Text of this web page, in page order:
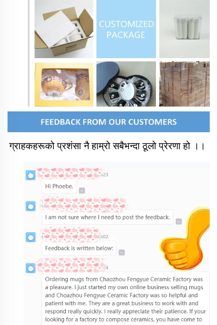
ग्राहकहरूको प्रशंसा नै हाम्रो सबैभन्दा ठूलो प्रेरणा हो ।।